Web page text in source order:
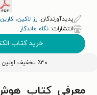
پدیدآورندگان: رز لاکین،
انتشارات: نگاه ماندگار
خرید کتاب
٪۳۰ تخفیف اولین خرید کتاب با کد
معرفی کتاب